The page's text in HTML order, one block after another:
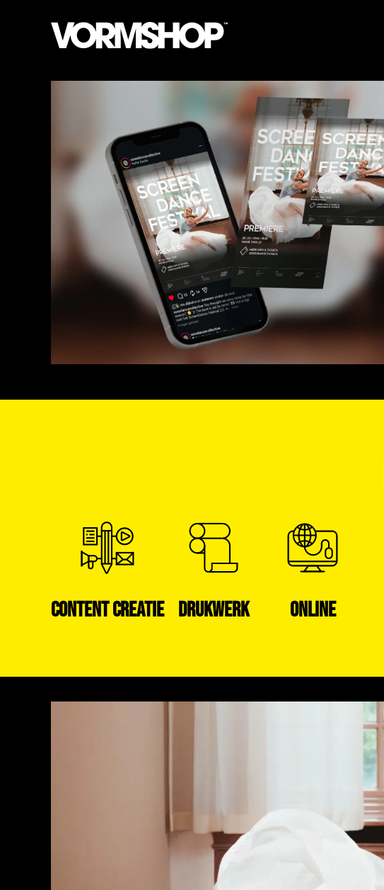
CONTENT CREATIE DRUKWERK ONLINE